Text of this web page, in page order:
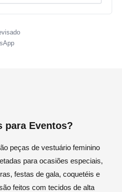
para Eventos?
peças de vestuário feminino
para ocasiões especiais,
festas de gala, coquetéis e
feitos com tecidos de alta